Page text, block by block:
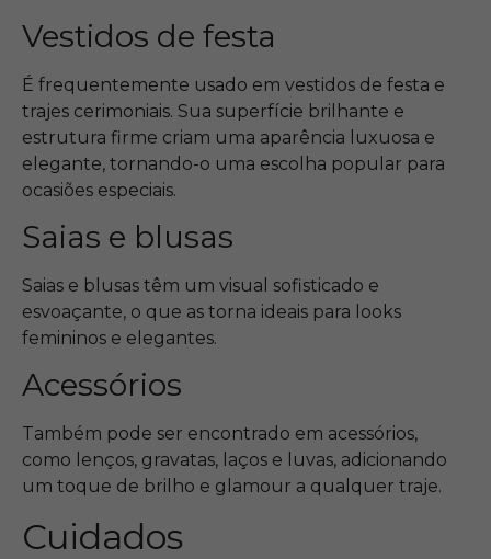
Vestidos de festa
É frequentemente usado em vestidos de festa e
trajes cerimoniais. Sua superfície brilhante e
estrutura firme criam uma aparência luxuosa e
elegante, tornando-o uma escolha popular para
ocasiões especiais.
Saias e blusas
Saias e blusas têm um visual sofisticado e
esvoaçante, o que as torna ideais para looks
femininos e elegantes.
Acessórios
Também pode ser encontrado em acessórios,
como lenços, gravatas, laços e luvas, adicionando
um toque de brilho e glamour a qualquer traje.
Cuidados